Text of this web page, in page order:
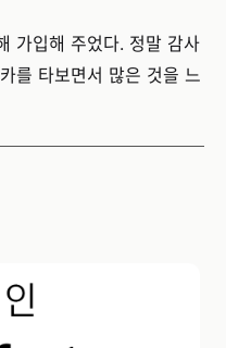
가입해 주었다. 정말 감사
를 타보면서 많은 것을 느